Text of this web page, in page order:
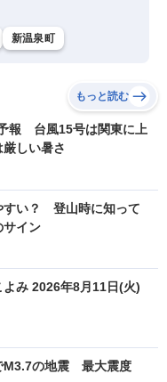
新温泉町
もっと読む
報 台風15号は関東に上
しい暑さ
すい？ 登山時に知って
サイン
み 2026年8月11日(火)
M3.7の地震 最大震度